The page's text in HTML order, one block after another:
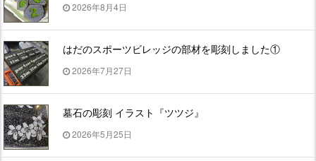
2026年8月4日
はだのスポーツビレッジの部材を彫刻しました①
2026年7月27日
墓石の彫刻 イラスト『ツツジ』
2026年5月25日